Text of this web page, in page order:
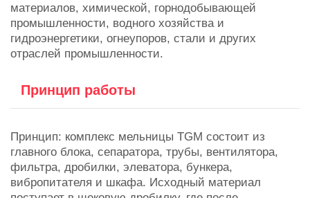
материалов, химической, горнодобывающей
промышленности, водного хозяйства и
гидроэнергетики, огнеупоров, стали и других
отраслей промышленности.
Принцип работы
Принцип: комплекс мельницы TGM состоит из
главного блока, сепаратора, трубы, вентилятора,
фильтра, дробилки, элеватора, бункера,
вибропитателя и шкафа. Исходный материал